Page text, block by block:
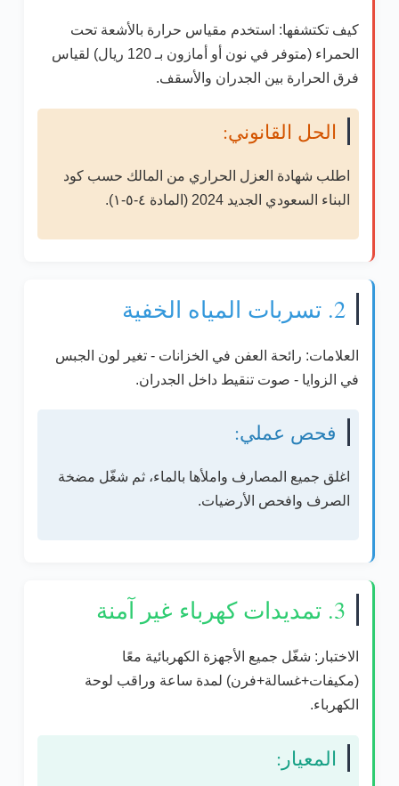
كيف تكتشفها: استخدم مقياس حرارة بالأشعة تحت
الحمراء (متوفر في نون أو أمازون بـ 120 ريال) لقياس
فرق الحرارة بين الجدران والأسقف.
الحل القانوني:
اطلب شهادة العزل الحراري من المالك حسب كود
البناء السعودي الجديد 2024
(المادة ٤-٥-١).
2. تسربات المياه الخفية
العلامات: رائحة العفن في الخزانات - تغير لون الجبس
في الزوايا - صوت تنقيط داخل الجدران.
فحص عملي:
اغلق جميع المصارف واملأها بالماء، ثم شغّل مضخة
الصرف وافحص الأرضيات.
3. تمديدات كهرباء غير آمنة
الاختبار: شغّل جميع الأجهزة الكهربائية معًا
(مكيفات+غسالة+فرن) لمدة ساعة وراقب لوحة
الكهرباء.
المعيار: